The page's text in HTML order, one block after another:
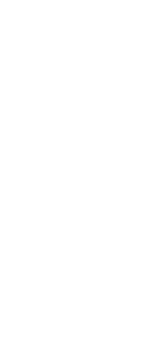
начаться с
способности